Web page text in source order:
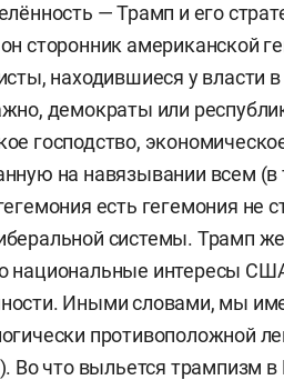
— Трамп и его
сторонник американской
находившиеся у власти
демократы или
господство,
на навязывании всем
есть гегемония не
системы. Трамп
национальные интересы
Иными словами, мы
противоположной
Во что выльется трампизм